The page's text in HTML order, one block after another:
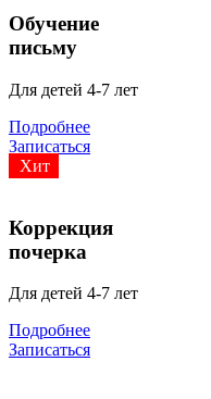
Обучение
письму
Для детей 4-7 лет
Подробнее
Записаться
Хит
Коррекция
почерка
Для детей 4-7 лет
Подробнее
Записаться